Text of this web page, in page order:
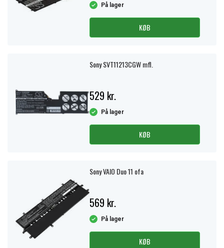
På lager
KØB
Sony SVT11213CGW mfl.
529 kr.
På lager
KØB
Sony VAIO Duo 11 ofa
569 kr.
På lager
KØB